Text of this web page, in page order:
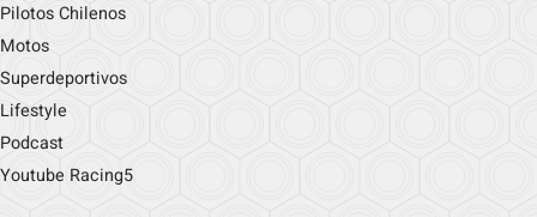
Pilotos Chilenos
Motos
Superdeportivos
Lifestyle
Podcast
Youtube Racing5